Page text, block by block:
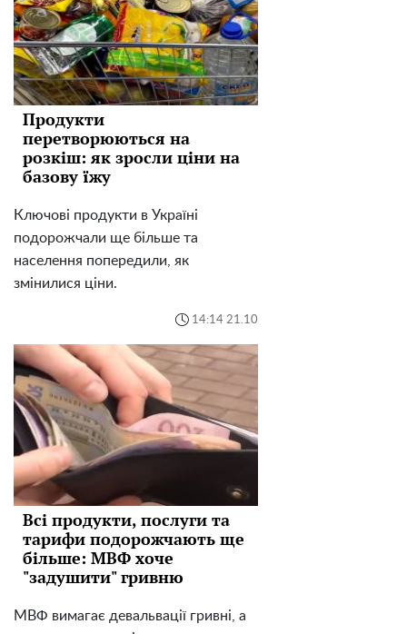
Продукти
перетворюються на
розкіш: як зросли ціни на
базову їжу
Ключові продукти в Україні
подорожчали ще більше та
населення попередили, як
змінилися ціни.
14:14 21.10
Всі продукти, послуги та
тарифи подорожчають ще
більше: МВФ хоче
"задушити" гривню
МВФ вимагає девальвації гривні, а